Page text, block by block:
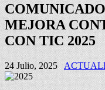
MEJORA
CON TIC 2025
24 Julio, 2025